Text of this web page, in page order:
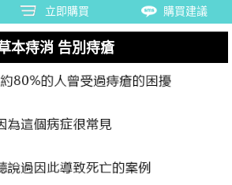
本痔消 告別痔瘡
立即購買 購買建議